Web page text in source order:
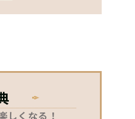
しくなる！